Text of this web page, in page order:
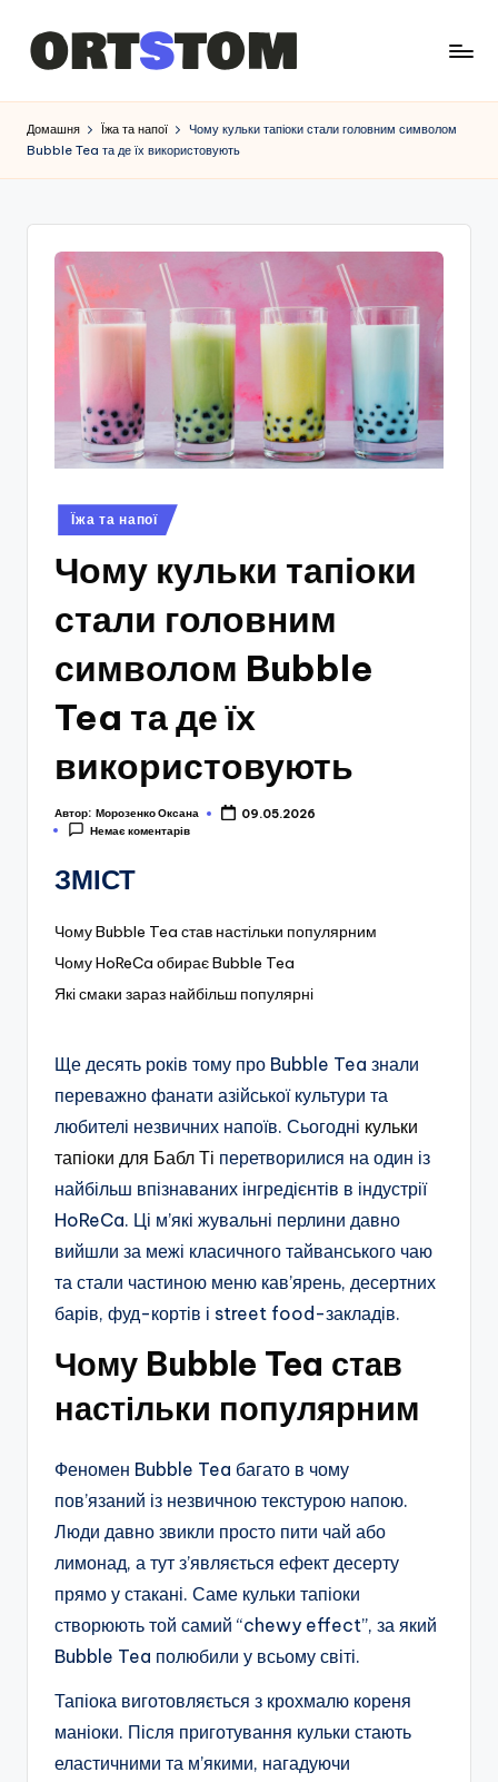
Домашня Їжа та напої
Чому кульки тапіоки стали головним символом
Bubble Tea та де їх використовують
Опубліковано
у
Їжа та напої
Чому кульки тапіоки
стали головним
символом Bubble
Tea та де їх
використовують
Автор: Морозенко Оксана
09.05.2026
Немає коментарів
ЗМІСТ
Чому Bubble Tea став настільки популярним
Чому HoReCa обирає Bubble Tea
Які смаки зараз найбільш популярні
Ще десять років тому про Bubble Tea знали
переважно фанати азійської культури та
любителі незвичних напоїв. Сьогодні кульки
тапіоки для Бабл Ті перетворилися на один із
найбільш впізнаваних інгредієнтів в індустрії
HoReCa. Ці м’які жувальні перлини давно
вийшли за межі класичного тайванського чаю
та стали частиною меню кав’ярень, десертних
барів, фуд-кортів і street food-закладів.
Чому Bubble Tea став
настільки популярним
Феномен Bubble Tea багато в чому
пов’язаний із незвичною текстурою напою.
Люди давно звикли просто пити чай або
лимонад, а тут з’являється ефект десерту
прямо у стакані. Саме кульки тапіоки
створюють той самий “chewy effect”, за який
Bubble Tea полюбили у всьому світі.
Тапіока виготовляється з крохмалю кореня
маніоки. Після приготування кульки стають
еластичними та м’якими, нагадуючи